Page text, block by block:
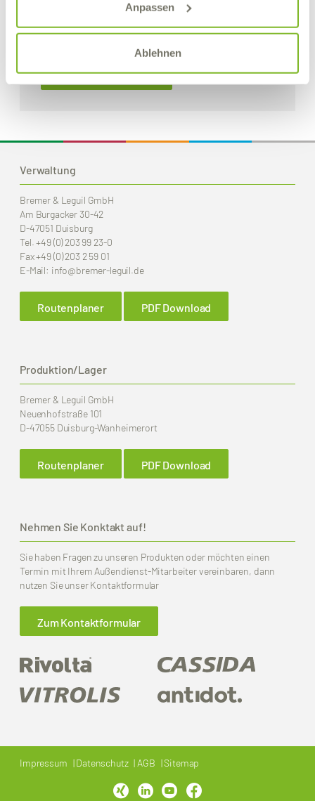
Anpassen
Ablehnen
Details zum Produkt
Verwaltung
Bremer & Leguil GmbH
Am Burgacker 30-42
D-47051 Duisburg
Tel.+49 (0) 203 99 23-0
Fax+49 (0) 203 2 59 01
E-Mail: info@bremer-leguil.de
Routenplaner PDF Download
Produktion/Lager
Bremer & Leguil GmbH
Neuenhofstraße 101
D-47055 Duisburg-Wanheimerort
Routenplaner PDF Download
Nehmen Sie Konktakt auf!
Sie haben Fragen zu unseren Produkten oder möchten einen
Termin mit Ihrem Außendienst-Mitarbeiter vereinbaren, dann
nutzen Sie unser Kontaktformular
Zum Kontaktformular
Impressum Datenschutz AGB Sitemap